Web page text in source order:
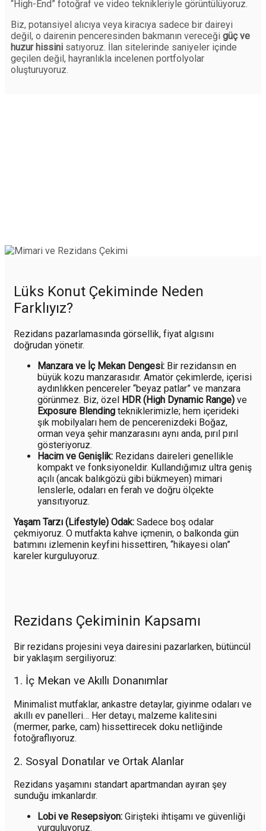
“High-End” fotoğraf ve video teknikleriyle görüntülüyoruz.
Biz, potansiyel alıcıya veya kiracıya sadece bir daireyi
değil, o dairenin penceresinden bakmanın vereceği güç ve
huzur hissini satıyoruz. İlan sitelerinde saniyeler içinde
geçilen değil, hayranlıkla incelenen portfolyolar
oluşturuyoruz.
Lüks Konut Çekiminde Neden
Farklıyız?
Rezidans pazarlamasında görsellik, fiyat algısını
doğrudan yönetir.
Manzara ve İç Mekan Dengesi: Bir rezidansın en
büyük kozu manzarasıdır. Amatör çekimlerde, içerisi
aydınlıkken pencereler “beyaz patlar” ve manzara
görünmez. Biz, özel HDR (High Dynamic Range) ve
Exposure Blending tekniklerimizle; hem içerideki
şık mobilyaları hem de pencerenizdeki Boğaz,
orman veya şehir manzarasını aynı anda, pırıl pırıl
gösteriyoruz.
Hacim ve Genişlik: Rezidans daireleri genellikle
kompakt ve fonksiyoneldir. Kullandığımız ultra geniş
açılı (ancak balıkgözü gibi bükmeyen) mimari
lenslerle, odaları en ferah ve doğru ölçekte
yansıtıyoruz.
Yaşam Tarzı (Lifestyle) Odak: Sadece boş odalar
çekmiyoruz. O mutfakta kahve içmenin, o balkonda gün
batımını izlemenin keyfini hissettiren, “hikayesi olan”
kareler kurguluyoruz.
Rezidans Çekiminin Kapsamı
Bir rezidans projesini veya dairesini pazarlarken, bütüncül
bir yaklaşım sergiliyoruz:
1. İç Mekan ve Akıllı Donanımlar
Minimalist mutfaklar, ankastre detaylar, giyinme odaları ve
akıllı ev panelleri… Her detayı, malzeme kalitesini
(mermer, parke, cam) hissettirecek doku netliğinde
fotoğraflıyoruz.
2. Sosyal Donatılar ve Ortak Alanlar
Rezidans yaşamını standart apartmandan ayıran şey
sunduğu imkanlardır.
Lobi ve Resepsiyon: Girişteki ihtişamı ve güvenliği
vurguluyoruz.